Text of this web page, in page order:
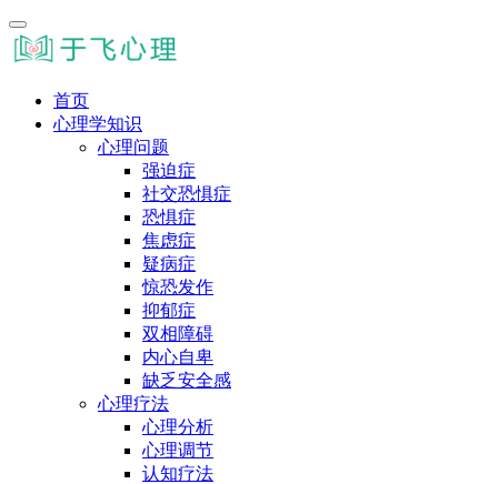
首页
心理学知识
心理问题
强迫症
社交恐惧症
恐惧症
焦虑症
疑病症
惊恐发作
抑郁症
双相障碍
内心自卑
缺乏安全感
心理疗法
心理分析
心理调节
认知疗法